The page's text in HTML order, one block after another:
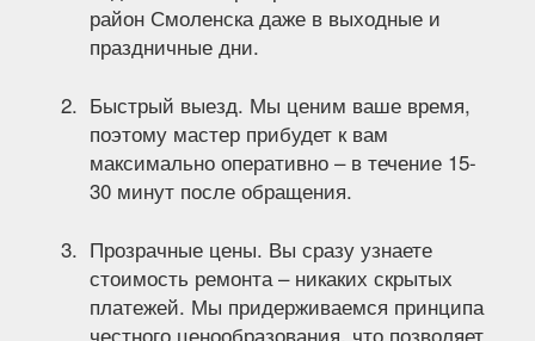
район Смоленска даже в выходные и
праздничные дни.
Быстрый выезд. Мы ценим ваше время,
поэтому мастер прибудет к вам
максимально оперативно – в течение 15-
30 минут после обращения.
Прозрачные цены. Вы сразу узнаете
стоимость ремонта – никаких скрытых
платежей. Мы придерживаемся принципа
честного ценообразования, что позволяет